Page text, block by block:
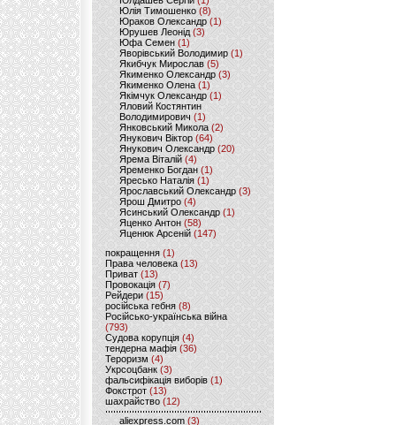
Юлія Тимошенко (8)
Юраков Олександр (1)
Юрушев Леонід (3)
Юфа Семен (1)
Яворівський Володимир (1)
Якибчук Мирослав (5)
Якименко Олександр (3)
Якименко Олена(1)
Якімчук Олександр (1)
Яловий Костянтин
Володимирович (1)
Янковський Микола(2)
Янукович Віктор (64)
Янукович Олександр(20)
Ярема Віталій(4)
Яременко Богдан(1)
Яресько Наталія(1)
Ярославський Олександр (3)
Ярош Дмитро (4)
Ясинський Олександр (1)
Яценко Антон(58)
Яценюк Арсеній (147)
покращення (1)
Права человека(13)
Приват (13)
Провокація (7)
Рейдери (15)
російська гебня (8)
Російсько-українська війна
(793)
Судова корупція (4)
тендерна мафія (36)
Тероризм (4)
Укрсоцбанк (3)
фальсифікація виборів (1)
Фокстрот(13)
шахрайство (12)
aliexpress.com (3)